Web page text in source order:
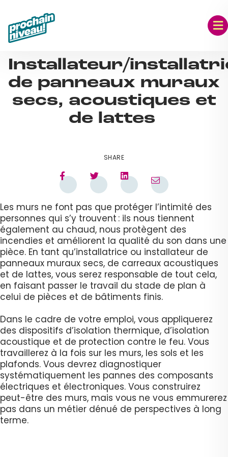
content
Installateur/
de panneaux muraux
secs, acoustiques et
de lattes
SHARE
Les murs ne font pas que protéger l’intimité des
personnes qui s’y trouvent : ils nous tiennent
également au chaud, nous protègent des
incendies et améliorent la qualité du son dans une
pièce. En tant qu’installatrice ou installateur de
panneaux muraux secs, de carreaux acoustiques
et de lattes, vous serez responsable de tout cela,
en faisant passer le travail du stade de plan à
celui de pièces et de bâtiments finis.
Dans le cadre de votre emploi, vous appliquerez
des dispositifs d’isolation thermique, d’isolation
acoustique et de protection contre le feu. Vous
travaillerez à la fois sur les murs, les sols et les
plafonds. Vous devrez diagnostiquer
systématiquement les pannes des composants
électriques et électroniques. Vous construirez
peut-être des murs, mais vous ne vous emmurerez
pas dans un métier dénué de perspectives à long
terme.